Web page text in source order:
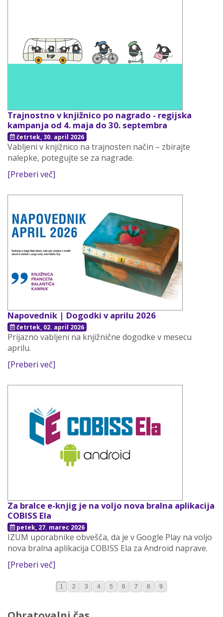
Trajnostno v knjižnico po nagrado - regijska
kampanja od 4. maja do 30. septembra
četrtek, 30. april 2026
Vabljeni v knjižnico na trajnosten način – zbirajte
nalepke, potegujte se za nagrade.
[Preberi več]
Napovednik | Dogodki v aprilu 2026
četrtek, 02. april 2026
Prijazno vabljeni na knjižnične dogodke v mesecu
aprilu.
[Preberi več]
Za bralce e-knjig je na voljo nova bralna aplikacija
COBISS Ela
petek, 27. marec 2026
IZUM uporabnike obvešča, da je v Google Play na voljo
nova bralna aplikacija COBISS Ela za Android naprave.
[Preberi več]
1 2 3 4 5 6 7 8 9